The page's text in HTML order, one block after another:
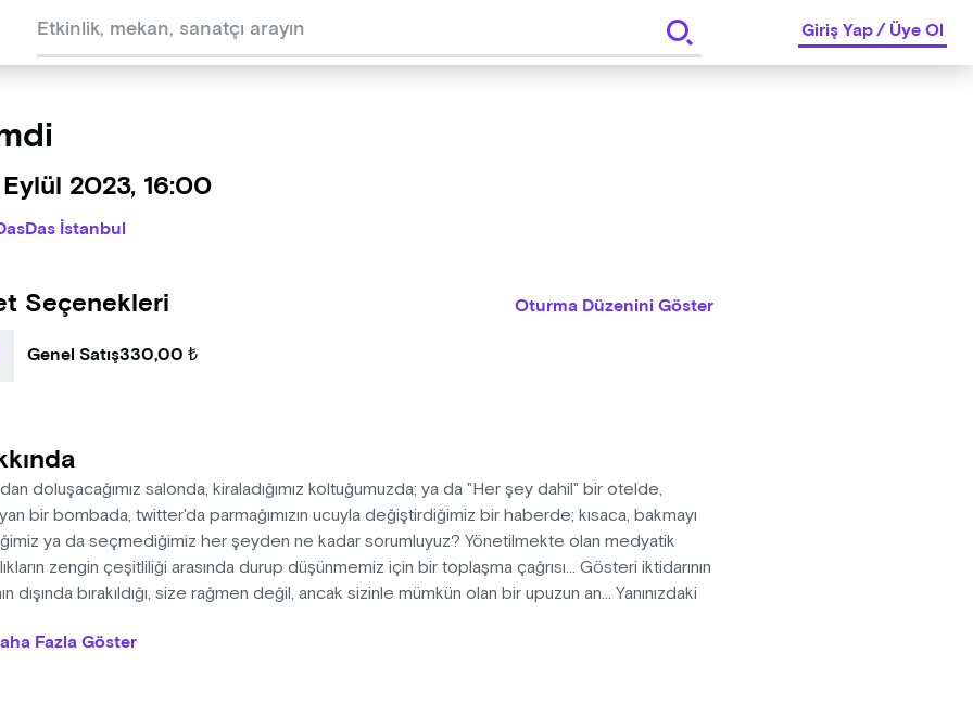
Giriş Yap/Üye Ol
2023, 16:00
İstanbul
Seçenekleri Oturma Düzenini Göster
Genel Satış330,00 ₺
doluşacağımız salonda, kiraladığımız koltuğumuzda; ya da "Her şey dahil" bir otelde,
bir bombada, twitter'da parmağımızın ucuyla değiştirdiğimiz bir haberde; kısaca, bakmayı
ya da seçmediğimiz her şeyden ne kadar sorumluyuz? Yönetilmekte olan medyatik
zengin çeşitliliği arasında durup düşünmemiz için bir toplaşma çağrısı... Gösteri iktidarının
dışında bırakıldığı, size rağmen değil, ancak sizinle mümkün olan bir upuzun an... Yanınızdaki
Fazla Göster